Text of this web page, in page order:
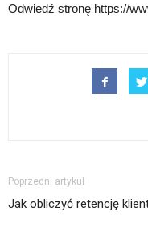
Odwiedź stronę https://
Poprzedni artykuł
Jak obliczyć retencję